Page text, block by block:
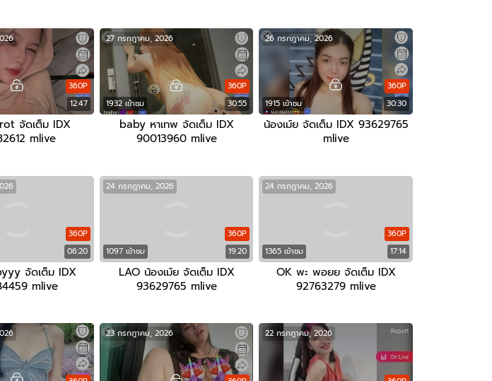
12:47
360P
จัดเต็ม IDX
mlive
1932 เข้าชม 30:55
360P
27 กรกฎาคม, 2026
baby หาเทพ จัดเต็ม IDX
90013960 mlive
1915 เข้าชม 30:30
360P
26 กรกฎาคม, 2026
น้องเม์ย จัดเต็ม IDX 93629765
mlive
06:20
360P
จัดเต็ม IDX
mlive
1097 เข้าชม 19:20
360P
24 กรกฎาคม, 2026
LAO น้องเม์ย จัดเต็ม IDX
93629765 mlive
1365 เข้าชม 17:14
360P
24 กรกฎาคม, 2026
OK พะ พอยย จัดเต็ม IDX
92763279 mlive
23 กรกฎาคม, 2026 22 กรกฎาคม, 2026